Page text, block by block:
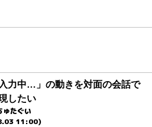
入力中…」の動きを対面の会話で
したい
ゅたぐい
11:00)